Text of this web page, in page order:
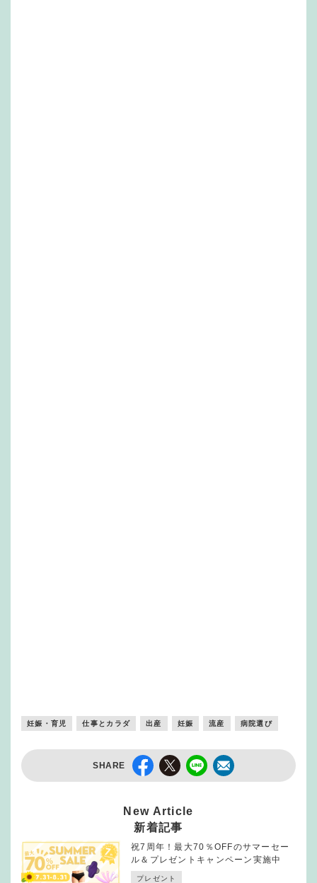
妊娠・育児 仕事とカラダ 出産 妊娠 流産 病院選び
SHARE
New Article
新着記事
祝7周年！最大70％OFFのサマーセー
ル＆プレゼントキャンペーン実施中
プレゼント